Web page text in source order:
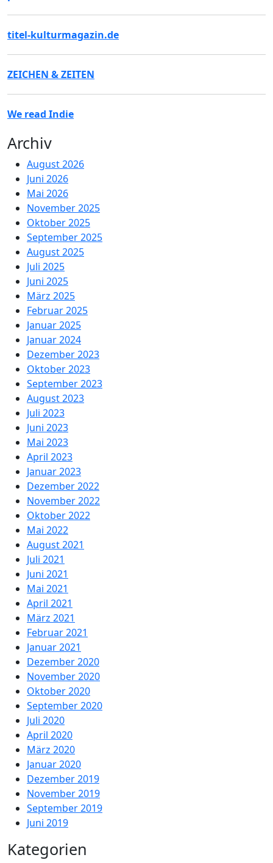
titel-kulturmagazin.de
ZEICHEN & ZEITEN
We read Indie
Archiv
August 2026
Juni 2026
Mai 2026
November 2025
Oktober 2025
September 2025
August 2025
Juli 2025
Juni 2025
März 2025
Februar 2025
Januar 2025
Januar 2024
Dezember 2023
Oktober 2023
September 2023
August 2023
Juli 2023
Juni 2023
Mai 2023
April 2023
Januar 2023
Dezember 2022
November 2022
Oktober 2022
Mai 2022
August 2021
Juli 2021
Juni 2021
Mai 2021
April 2021
März 2021
Februar 2021
Januar 2021
Dezember 2020
November 2020
Oktober 2020
September 2020
Juli 2020
April 2020
März 2020
Januar 2020
Dezember 2019
November 2019
September 2019
Juni 2019
Kategorien